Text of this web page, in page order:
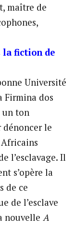
maître de
la fiction de
Université
Firmina dos
un ton
le
l’esclavage. Il
s’opère la
de ce
de l’esclave
nouvelle A